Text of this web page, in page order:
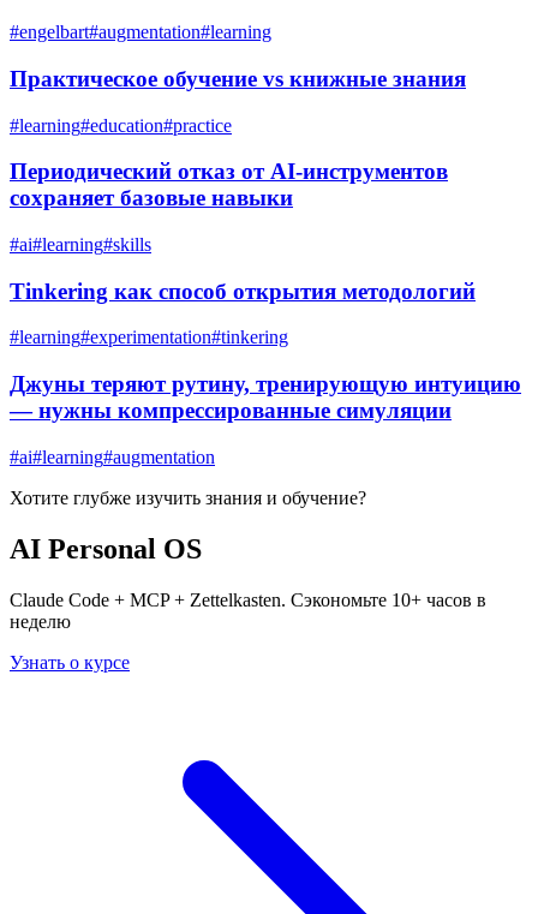
#engelbart#augmentation#learning
Практическое обучение vs книжные знания
#learning#education#practice
Периодический отказ от AI-инструментов
сохраняет базовые навыки
#ai#learning#skills
Tinkering как способ открытия методологий
#learning#experimentation#tinkering
Джуны теряют рутину, тренирующую интуицию
— нужны компрессированные симуляции
#ai#learning#augmentation
Хотите глубже изучить знания и обучение?
AI Personal OS
Claude Code + MCP + Zettelkasten. Сэкономьте 10+ часов в
неделю
Узнать о курсе